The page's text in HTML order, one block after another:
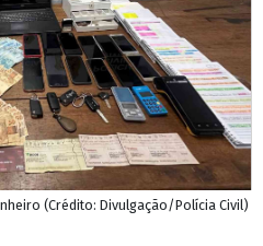
(Crédito: Divulgação/Polícia Civil)